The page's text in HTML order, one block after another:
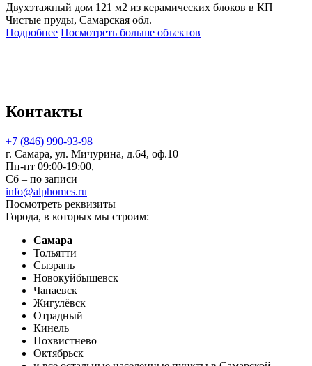
Двухэтажный дом 121 м2 из керамических блоков в КП
Чистые пруды, Самарская обл.
Подробнее Посмотреть больше объектов
Контакты
+7 (846) 990-93-98
г. Самара, ул. Мичурина, д.64, оф.10
Пн-пт 09:00-19:00,
Сб – по записи
info@alphomes.ru
Посмотреть реквизиты
Города, в которых мы строим:
Самара
Тольятти
Сызрань
Новокуйбышевск
Чапаевск
Жигулёвск
Отрадный
Кинель
Похвистнево
Октябрьск